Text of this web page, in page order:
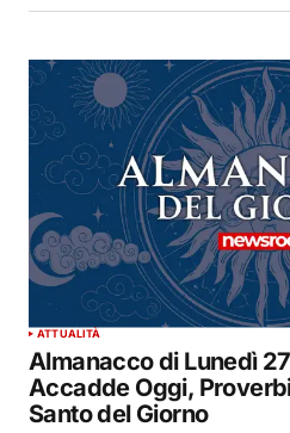
ATTUALITÀ
Almanacco di Lunedì
Accadde Oggi,
Santo del Giorno